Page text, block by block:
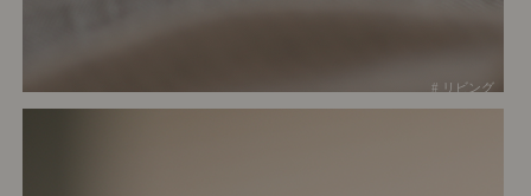
# リビング